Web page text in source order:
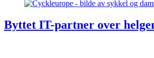
Byttet IT-partner over